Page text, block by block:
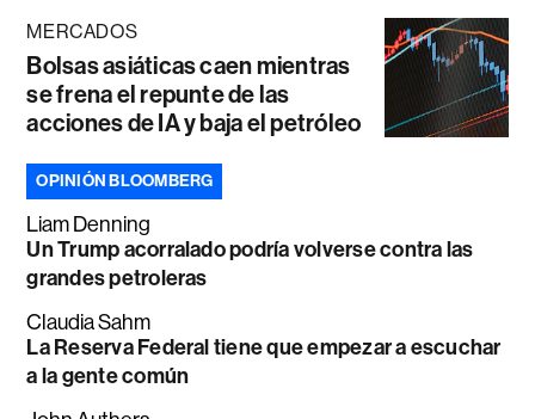
MERCADOS
Bolsas asiáticas caen mientras
se frena el repunte de las
acciones de IA y baja el petróleo
OPINIÓN BLOOMBERG
Liam Denning
Un Trump acorralado podría volverse contra las
grandes petroleras
Claudia Sahm
La Reserva Federal tiene que empezar a escuchar
a la gente común